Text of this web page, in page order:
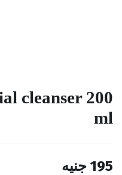
cleanser 200
ml
195 جنيه